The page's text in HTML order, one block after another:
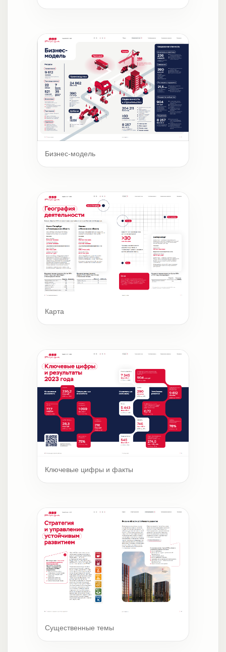
Бизнес-модель
Карта
Ключевые цифры и факты
Существенные темы